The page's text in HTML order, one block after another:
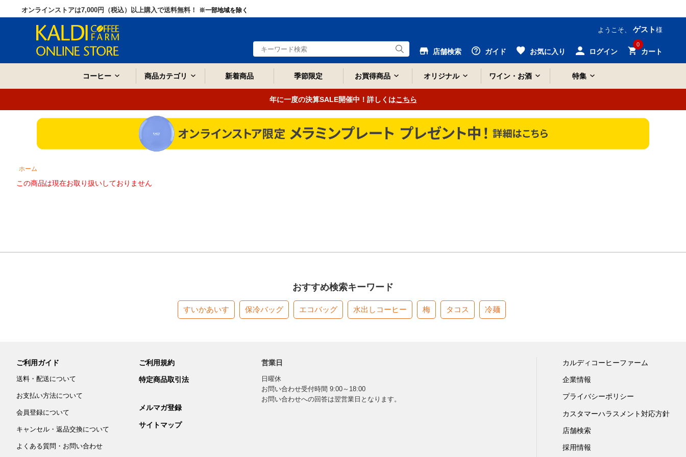
オンラインストアは7,000円（税込）以上購入で送料無料！ ※一部地域を除く
ようこそ、 ゲスト 様
店舗検索 ガイド お気に入り ログイン
0
カート
コーヒー 商品カテゴリ 新着商品 季節限定 お買得商品 オリジナル ワイン・お酒 特集
年に一度の決算SALE開催中！詳しくはこちら
ホーム
この商品は現在お取り扱いしておりません
おすすめ検索キーワード
すいかあいす 保冷バッグ エコバッグ 水出しコーヒー 梅 タコス 冷麺
ご利用ガイド
送料・配送について
お支払い方法について
会員登録について
キャンセル・返品交換について
よくある質問・お問い合わせ
ご利用規約
特定商品取引法
メルマガ登録
サイトマップ
営業日
日曜休
お問い合わせ受付時間 9:00～18:00
お問い合わせへの回答は翌営業日となります。
カルディコーヒーファーム
企業情報
プライバシーポリシー
カスタマーハラスメント対応方針
店舗検索
採用情報